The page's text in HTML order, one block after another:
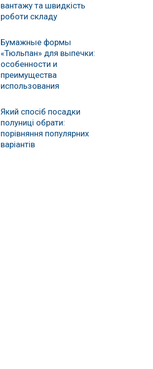
вантажу та швидкість
роботи складу
Бумажные формы
«Тюльпан» для выпечки:
особенности и
преимущества
использования
Який спосіб посадки
полуниці обрати:
порівняння популярних
варіантів